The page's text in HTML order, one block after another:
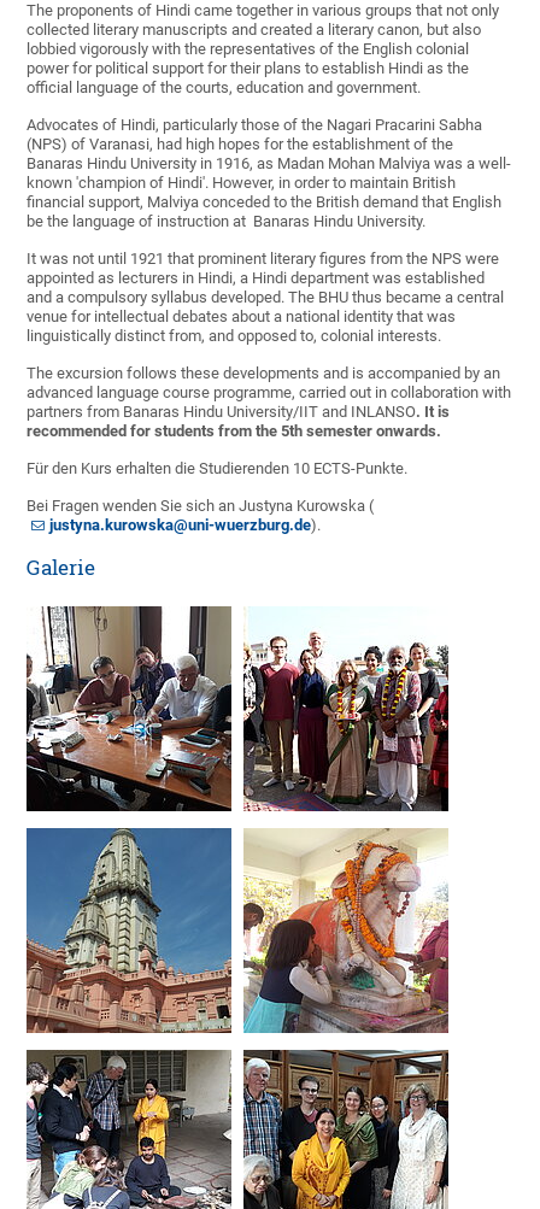
The proponents of Hindi came together in various groups that not only
collected literary manuscripts and created a literary canon, but also
lobbied vigorously with the representatives of the English colonial
power for political support for their plans to establish Hindi as the
official language of the courts, education and government.
Advocates of Hindi, particularly those of the Nagari Pracarini Sabha
(NPS) of Varanasi, had high hopes for the establishment of the
Banaras Hindu University in 1916, as Madan Mohan Malviya was a well-
known 'champion of Hindi'. However, in order to maintain British
financial support, Malviya conceded to the British demand that English
be the language of instruction at Banaras Hindu University.
It was not until 1921 that prominent literary figures from the NPS were
appointed as lecturers in Hindi, a Hindi department was established
and a compulsory syllabus developed. The BHU thus became a central
venue for intellectual debates about a national identity that was
linguistically distinct from, and opposed to, colonial interests.
The excursion follows these developments and is accompanied by an
advanced language course programme, carried out in collaboration with
partners from Banaras Hindu University/IIT and INLANSO. It is
recommended for students from the 5th semester onwards.
Für den Kurs erhalten die Studierenden 10 ECTS-Punkte.
Bei Fragen wenden Sie sich an Justyna Kurowska (
justyna.kurowska@uni-wuerzburg.de).
Galerie